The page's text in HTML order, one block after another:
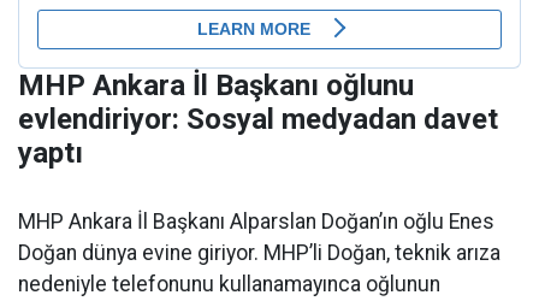
MHP Ankara İl Başkanı oğlunu
evlendiriyor: Sosyal medyadan davet
yaptı
MHP Ankara İl Başkanı Alparslan Doğan’ın oğlu Enes
Doğan dünya evine giriyor. MHP’li Doğan, teknik arıza
nedeniyle telefonunu kullanamayınca oğlunun